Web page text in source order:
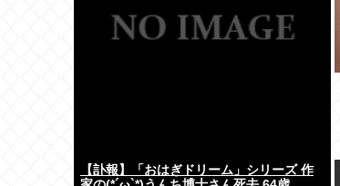
【訃報】「おはぎドリーム」シリーズ 作